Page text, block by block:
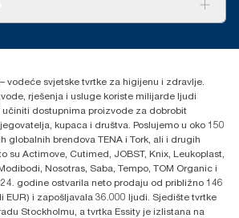
vodeće svjetske tvrtke za higijenu i zdravlje.
rješenja i usluge koriste milijarde ljudi
dostupnima proizvode za dobrobit
kupaca i društva. Poslujemo u oko 150
globalnih brendova TENA i Tork, ali i drugih
su Actimove, Cutimed, JOBST, Knix, Leukoplast,
Nosotras, Saba, Tempo, TOM Organic i
godine ostvarila neto prodaju od približno 146
EUR) i zapošljavala 36.000 ljudi. Sjedište tvrtke
Stockholmu, a tvrtka Essity je izlistana na